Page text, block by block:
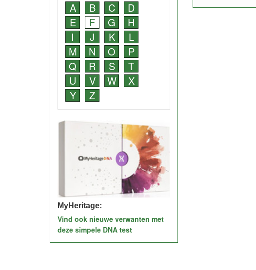
A B C
D
E
F G
H
I
J K
L
M
N O
P
Q
R S
T
U
V W
X
Y
Z
MyHeritage:
Vind ook nieuwe verwanten met
deze simpele DNA test